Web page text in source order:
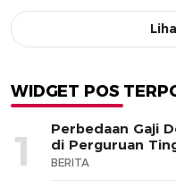
WIDGET POS
1
Perbedaan Gaji
di Perguruan
BERITA